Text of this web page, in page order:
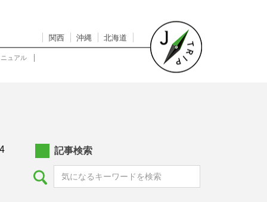
関西 沖縄 北海道
ュアル
記事検索